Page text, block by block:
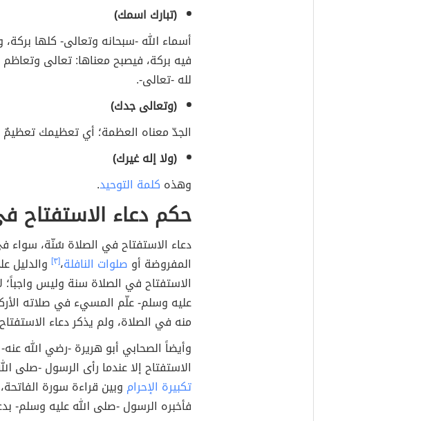
(تبارك اسمك)
أسماء الله -سبحانه وتعالى- كلها
فيه بركة، فيصبح معناها: تعالى
لله -تعالى-.
(وتعالى جدك)
الجدّ معناه العظمة؛ أي تعظيمك تعظيمٌ
(ولا إله غيرك)
وهذه كلمة التوحيد.
حكم دعاء الاستفتاح
دعاء الاستفتاح في الصلاة سُنّة، سواء
المفروضة أو صلوات النافلة،[٣]
والدليل
الاستفتاح في الصلاة سنة وليس
عليه وسلم- علّم المسيء في صلاته
منه في الصلاة، ولم يذكر دعاء
وأيضاً الصحابي أبو هريرة -رضي الله
الاستفتاح إلا عندما رأى الرسول -صلى
تكبيرة الإحرام وبين قراءة سورة
فأخبره الرسول -صلى الله عليه وسلم-